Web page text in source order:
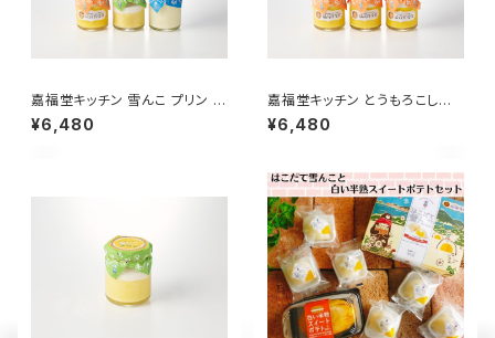
嘉福堂キッチン 雪んこ プリン シ
リーズ 6個入 （ さつまいも、か
ぼちゃ、とうもろこし×各2個）/
¥6,480
嘉福堂キッチン とうもろこしと
カボチャの雪んこ プリン 2種×3
個入 / サステナブル 北海道限定
らか食感 つぶつぶ食感
¥6,480